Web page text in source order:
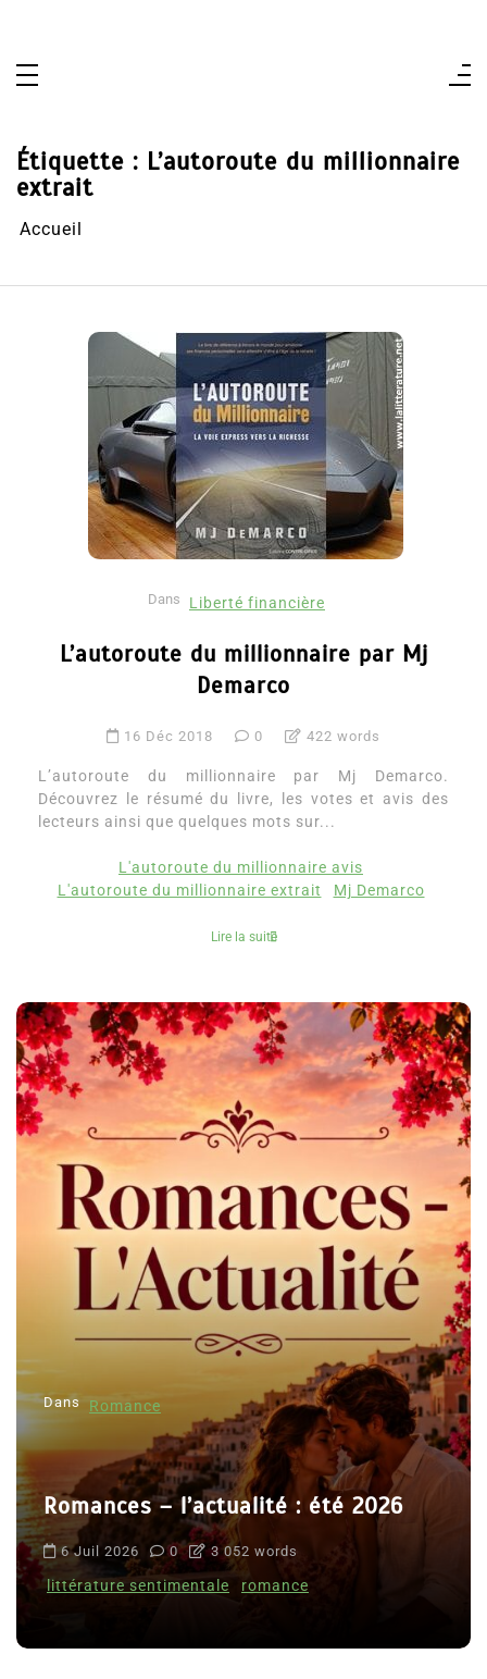
Étiquette : L’autoroute du millionnaire
extrait
Accueil
Dans Liberté financière
L’autoroute du millionnaire par Mj
Demarco
16 Déc 2018 0 422 words
L’autoroute du millionnaire par Mj Demarco.
Découvrez le résumé du livre, les votes et avis des
lecteurs ainsi que quelques mots sur...
L'autoroute du millionnaire avis
L'autoroute du millionnaire extrait
Mj Demarco
Lire la suite
Dans Romance
Romances – l’actualité : été 2026
6 Juil 2026 0 3 052 words
littérature sentimentale romance